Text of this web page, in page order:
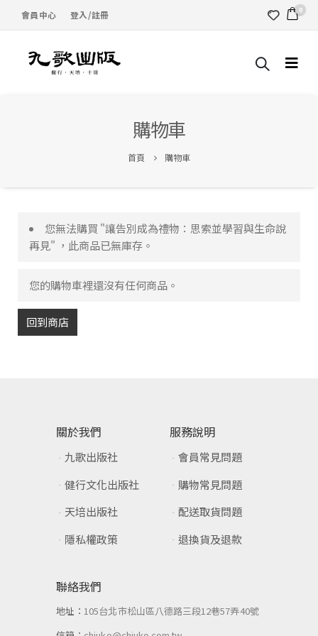
會員中心 登入/註冊 0
購物車
首頁 購物車
您無法購買 "讓告別成為禮物：思索並學習與生命說
再見" ，此商品已無庫存。
您的購物車裡還沒有任何商品。
回到商店
關於我們
九歌出版社
健行文化出版社
天培出版社
隱私權政策
服務說明
會員常見問題
購物常見問題
配送取貨問題
退換貨及退款
聯絡我們
地址：105台北市松山區八德路三段12巷57弄40號